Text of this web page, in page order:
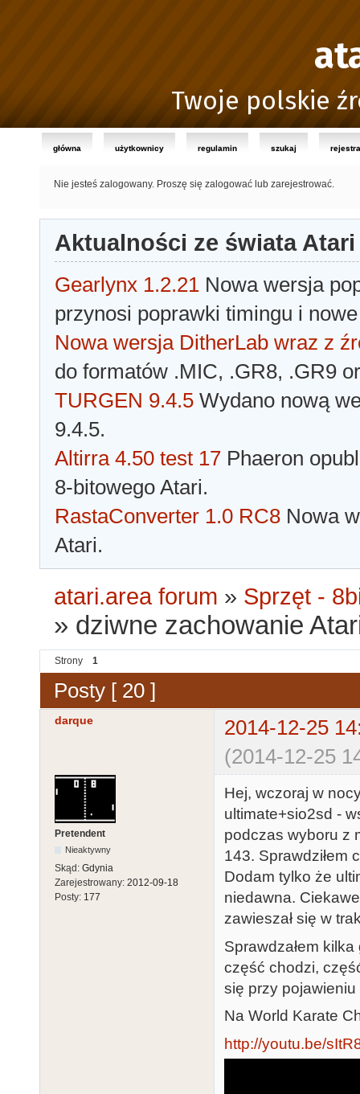
Twoje polskie
główna użytkownicy regulamin szukaj
Nie jesteś zalogowany. Proszę się zalogować lub zarejestrować.
Aktualności ze świata Atari
Gearlynx 1.2.21 Nowa wersja
przynosi poprawki timingu i
Nowa wersja DitherLab wraz z
do formatów .MIC, .GR8, .GR9
TURGEN 9.4.5 Wydano nową
9.4.5.
Altirra 4.50 test 17 Phaeron
8-bitowego Atari.
RastaConverter 1.0 RC8 Nowa
Atari.
atari.area forum » Sprzęt -
» dziwne zachowanie
Strony 1
Posty [ 20 ]
darque
2014-12-25
(2014-12-25
Pretendent
Nieaktywny
Skąd: Gdynia
Zarejestrowany: 2012-09-18
Posty: 177
Hej, wczoraj w
ultimate+sio2sd -
podczas wyboru z
143. Sprawdziłem
Dodam tylko że
niedawna.
zawieszał się w
Sprawdzałem
część chodzi,
się przy
Na World Karate
http://youtu.be/